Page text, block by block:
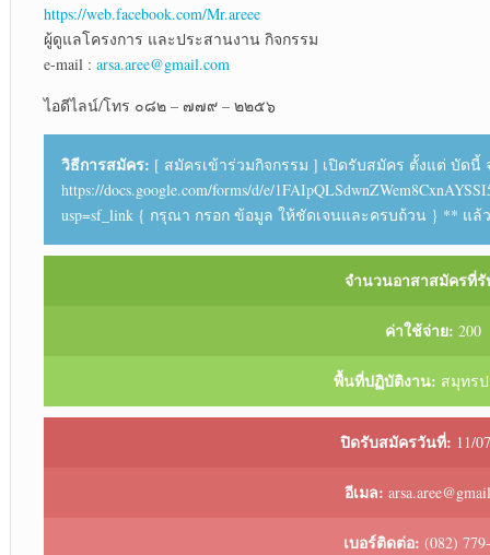
https://web.facebook.com/Mr.areee
ผู้ดูแลโครงการ และประสานงาน กิจกรรม
e-mail : arsa.aree@gmail.com
ไอดีไลน์/โทร ๐๘๒ – ๗๗๙ – ๒๒๕๖
วิธีการสมัคร: [ สมัครเข้าร่วมกิจกรรม ] เปิดรับสมัคร ตั้งแต่ บัดนี้
https://docs.google.com/forms/d/e/
usp=sf_link { กรุณา กรอก ข้อมูล ให้ชัดเจนและครบถ้วน } ** แล้
จำนวนอาสาสมัครที่
ค่าใช้จ่าย: 200
พื้นที่ปฏิบัติงาน: สมุทร
ปิดรับสมัครวันที่: 11/
อีเมล:
เบอร์ติดต่อ: (082)